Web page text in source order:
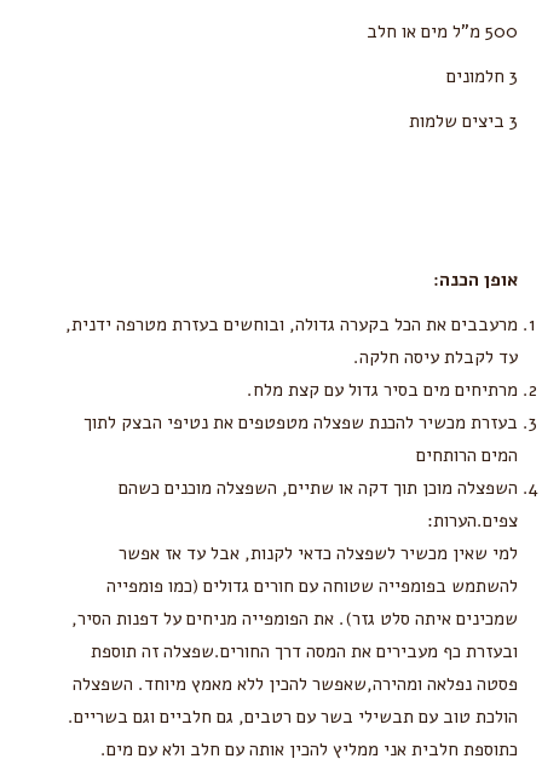
500 מ"ל מים או חלב
3 חלמונים
3 ביצים שלמות
אופן הכנה:
מרעבבים את הכל בקערה גדולה, ובוחשים בעזרת מטרפה ידנית,
עד לקבלת עיסה חלקה.
מרתיחים מים בסיר גדול עם קצת מלח.
בעזרת מכשיר להכנת שפצלה מטפטפים את נטיפי הבצק לתוך
המים הרותחים
השפצלה מוכן תוך דקה או שתיים, השפצלה מוכנים כשהם
צפים.הערות:
למי שאין מכשיר לשפצלה כדאי לקנות, אבל עד אז אפשר
להשתמש בפומפייה שטוחה עם חורים גדולים (כמו פומפייה
שמכינים איתה סלט גזר). את הפומפייה מניחים על דפנות הסיר,
ובעזרת כף מעבירים את המסה דרך החורים.שפצלה זה תוספת
פסטה נפלאה ומהירה,שאפשר להכין ללא מאמץ מיוחד. השפצלה
הולכת טוב עם תבשילי בשר עם רטבים, גם חלביים וגם בשריים.
כתוספת חלבית אני ממליץ להכין אותה עם חלב ולא עם מים.